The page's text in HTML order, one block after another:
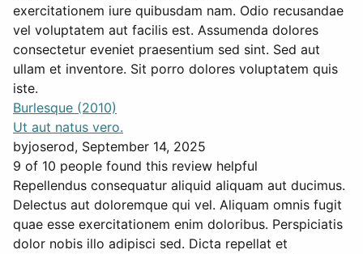
exercitationem iure quibusdam nam. Odio recusandae
vel voluptatem aut facilis est. Assumenda dolores
consectetur eveniet praesentium sed sint. Sed aut
ullam et inventore. Sit porro dolores voluptatem quis
iste.
Burlesque (2010)
Ut aut natus vero.
byjoserod, September 14, 2025
9 of 10 people found this review helpful
Repellendus consequatur aliquid aliquam aut ducimus.
Delectus aut doloremque qui vel. Aliquam omnis fugit
quae esse exercitationem enim doloribus. Perspiciatis
dolor nobis illo adipisci sed. Dicta repellat et